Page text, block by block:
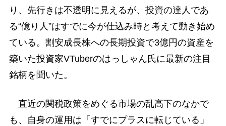
り、先行きは不透明に見えるが、投資の達人であ
る“億り人”はすでに今が仕込み時と考えて動き始め
ている。割安成長株への長期投資で3億円の資産を
築いた投資家VTuberのはっしゃん氏に最新の注目
銘柄を聞いた。
直近の関税政策をめぐる市場の乱高下のなかで
も、自身の運用は「すでにプラスに転じている」